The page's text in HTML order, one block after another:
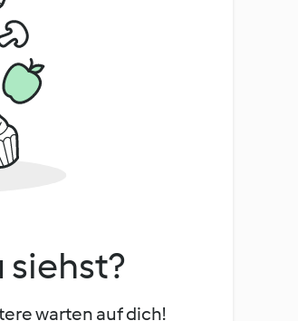
siehst?
warten auf dich!